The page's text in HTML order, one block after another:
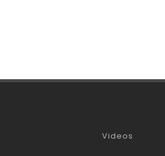
Videos